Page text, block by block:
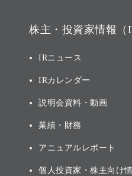
株主・投資家情報（
IRニュース
IRカレンダー
説明会資料・動画
業績・財務
アニュアルレポート
個人投資家・株主向け